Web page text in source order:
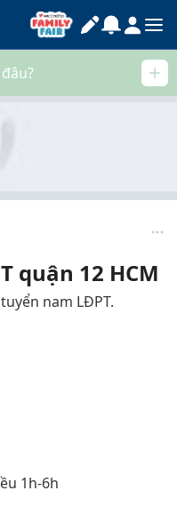
quận 12 HCM
nam LĐPT.
1h-6h